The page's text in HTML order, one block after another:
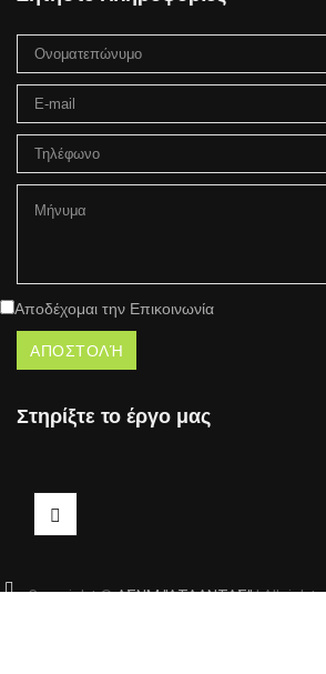
Αποδέχομαι την Επικοινωνία
Στηρίξτε το έργο μας
Copyright ©ΑΣΝΜ "ΑΤΛΑΝΤΑΣ"| All rights